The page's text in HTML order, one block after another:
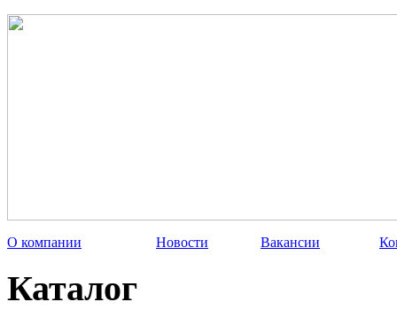
О компании Новости Вакансии
Каталог